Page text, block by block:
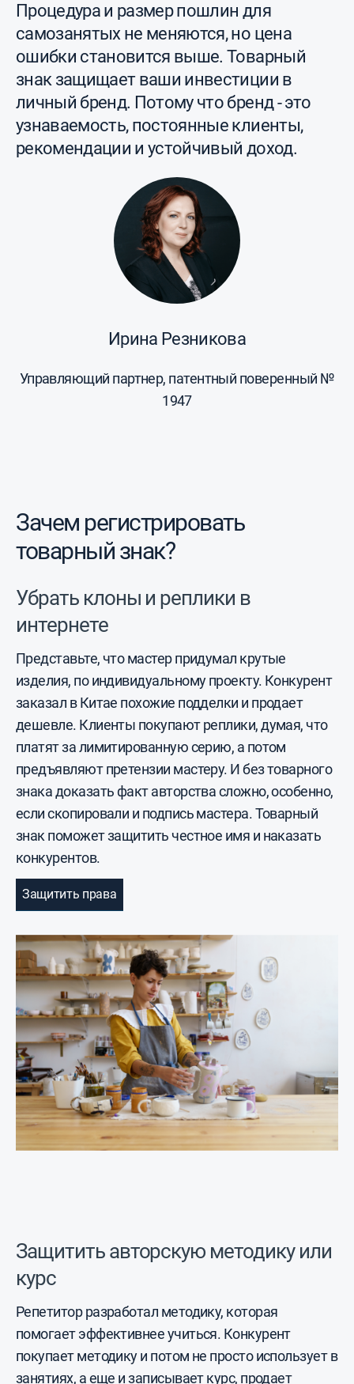
Процедура и размер пошлин для
самозанятых не меняются, но цена
ошибки становится выше. Товарный
знак защищает ваши инвестиции в
личный бренд. Потому что бренд - это
узнаваемость, постоянные клиенты,
рекомендации и устойчивый доход.
Ирина Резникова
Управляющий партнер, патентный поверенный №
1947
Зачем регистрировать
товарный знак?
Убрать клоны и реплики в
интернете
Представьте, что мастер придумал крутые
изделия, по индивидуальному проекту. Конкурент
заказал в Китае похожие подделки и продает
дешевле. Клиенты покупают реплики, думая, что
платят за лимитированную серию, а потом
предъявляют претензии мастеру. И без товарного
знака доказать факт авторства сложно, особенно,
если скопировали и подпись мастера. Товарный
знак поможет защитить честное имя и наказать
конкурентов.
Защитить права
Защитить авторскую методику или
курс
Репетитор разработал методику, которая
помогает эффективнее учиться. Конкурент
покупает методику и потом не просто использует в
занятиях, а еще и записывает курс, продает